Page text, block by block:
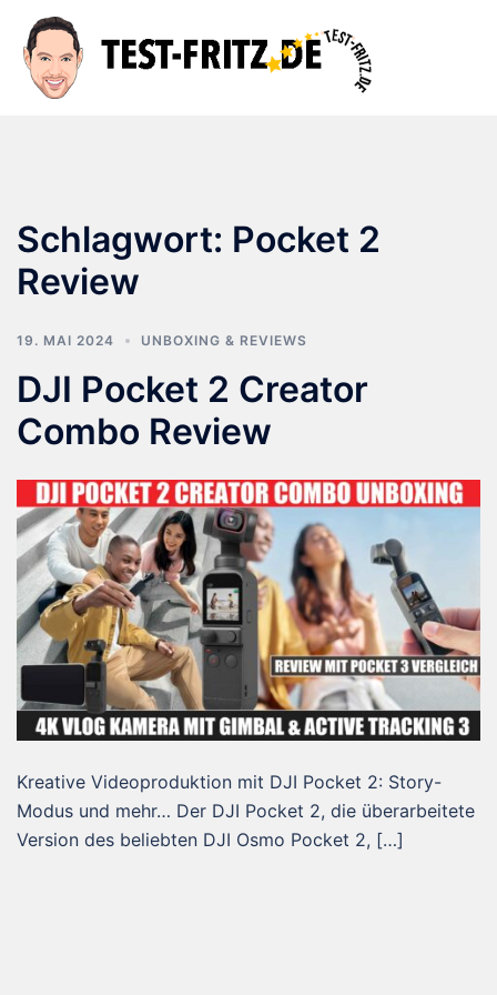
Inhalt
springen
Schlagwort: Pocket 2
Review
19. MAI 2024 UNBOXING & REVIEWS
DJI Pocket 2 Creator
Combo Review
Kreative Videoproduktion mit DJI Pocket 2: Story-
Modus und mehr… Der DJI Pocket 2, die überarbeitete
Version des beliebten DJI Osmo Pocket 2, […]